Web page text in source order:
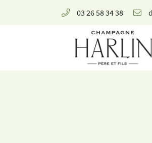
03 26 58 34 38